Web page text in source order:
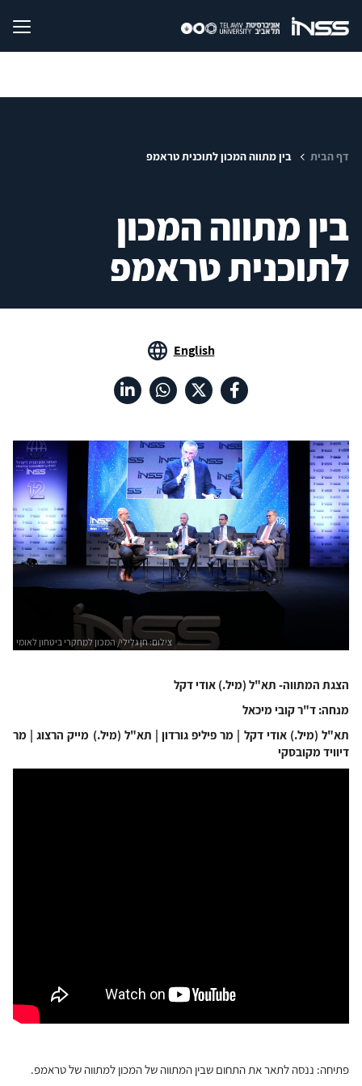
דף הבית בין מתווה המכון לתוכנית טראמפ
בין מתווה המכון
לתוכנית טראמפ
English
הצגת המתווה- תא"ל (מיל.) אודי דקל
מנחה: ד"ר קובי מיכאל
תא"ל (מיל.) אודי דקל | מר פיליפ גורדון | תא"ל (מיל.) מייק הרצוג | מר
דיוויד מקובסקי
פתיחה: ננסה לתאר את התחום שבין המתווה של המכון למתווה של טראמפ.